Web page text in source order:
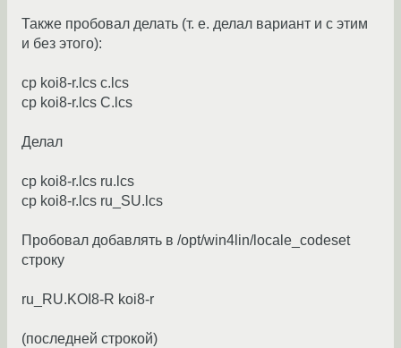
Также пробовал делать (т. е. делал вариант и с этим
и без этого):
cp koi8-r.lcs с.lcs
cp koi8-r.lcs С.lcs
Делал
cp koi8-r.lcs ru.lcs
cp koi8-r.lcs ru_SU.lcs
Пробовал добавлять в /opt/win4lin/locale_codeset
строку
ru_RU.KOI8-R koi8-r
(последней строкой)